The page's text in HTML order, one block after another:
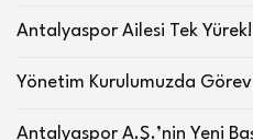
Antalyaspor Ailesi Tek Yürek!
Yönetim Kurulumuzda Görev
Antalyaspor A.Ş.’nin Yeni